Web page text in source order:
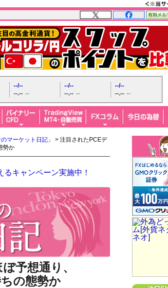
--/--
--.-- --
--/--
--.-- --
--/--
--.-- --
マーケット日記」
> 注目されたPCEデ
勢か
るキャンペーン実施中！
予想通り、
の態勢か